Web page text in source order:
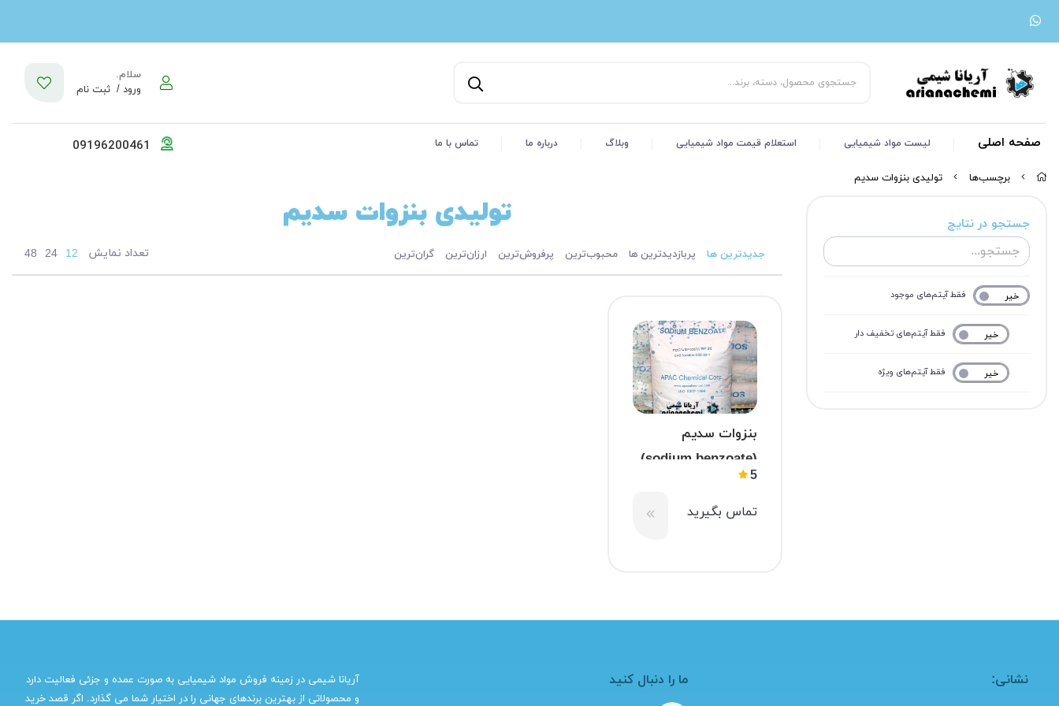
سلام.
ورود / ثبت نام
صفحه اصلی لیست مواد شیمیایی استعلام قیمت مواد شیمیایی وبلاگ درباره ما تماس با ما
برچسب‌ها تولیدی بنزوات سدیم
جستجو در نتایج
بله خیر فقط آیتم‌های موجود
بله خیر فقط آیتم‌های تخفیف دار
بله خیر فقط آیتم‌های ویژه
تولیدی بنزوات سدیم
جدیدترین ها پربازدیدترین ها محبوب‌‌ترین پرفروش‌ترین ارزان‌ترین گران‌ترین تعداد نمایش 12
24
48
بنزوات سدیم
(sodium benzoate)
5
تماس بگیرید
نشانی: ما را دنبال کنید
آریانا شیمی در زمینه فروش مواد شیمیایی به صورت عمده و جزئی فعالیت دارد
و محصولاتی از بهترین برندهای جهانی را در اختیار شما می گذارد. اگر قصد خرید